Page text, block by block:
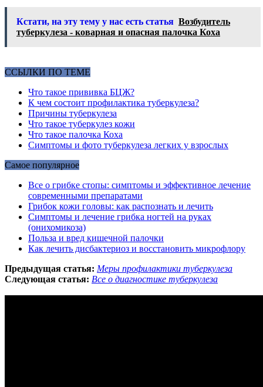
Кстати, на эту тему у нас есть статья Возбудитель
туберкулеза - коварная и опасная палочка Коха
ССЫЛКИ ПО ТЕМЕ
Что такое прививка БЦЖ?
К чем состоит профилактика туберкулеза?
Причины туберкулеза
Что такое туберкулез кожи
Что такое палочка Коха
Симптомы и фото туберкулеза легких у взрослых
Самое популярное
Все о грибке стопы: симптомы и эффективное лечение
современными препаратами
Грибок кожи головы: как распознать и лечить
Симптомы и лечение грибка ногтей на руках
(онихомикоза)
Польза и вред кишечной палочки
Как лечить дисбактериоз и восстановить микрофлору
Предыдущая статья: Меры профилактики туберкулеза
Следующая статья: Все о диагностике туберкулеза